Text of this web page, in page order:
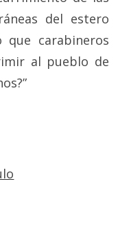
del estero
que carabineros
al pueblo de